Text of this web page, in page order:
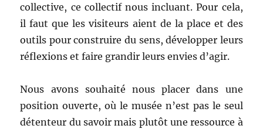
collective, ce collectif nous incluant. Pour cela,
il faut que les visiteurs aient de la place et des
outils pour construire du sens, développer leurs
réflexions et faire grandir leurs envies d’agir.
Nous avons souhaité nous placer dans une
position ouverte, où le musée n’est pas le seul
détenteur du savoir mais plutôt une ressource à